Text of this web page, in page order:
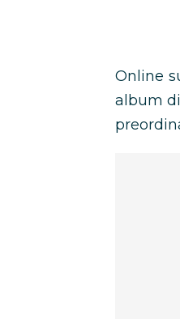
Online
album di